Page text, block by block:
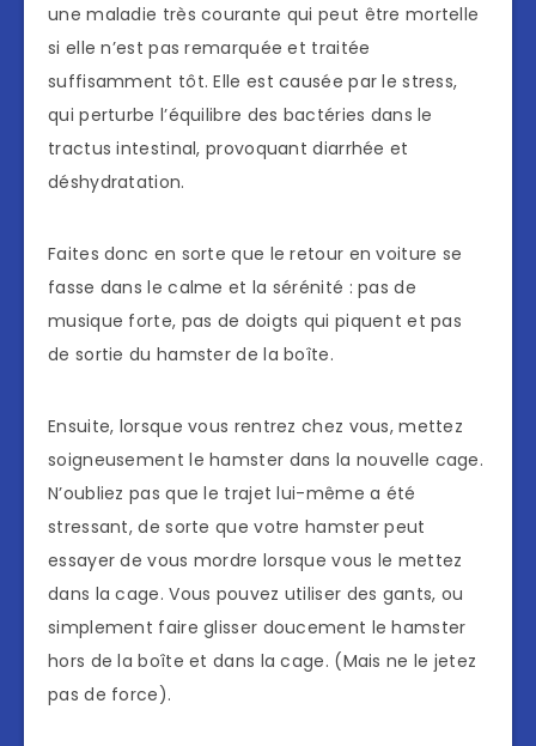
une maladie très courante qui peut être mortelle
si elle n’est pas remarquée et traitée
suffisamment tôt. Elle est causée par le stress,
qui perturbe l’équilibre des bactéries dans le
tractus intestinal, provoquant diarrhée et
déshydratation.
Faites donc en sorte que le retour en voiture se
fasse dans le calme et la sérénité : pas de
musique forte, pas de doigts qui piquent et pas
de sortie du hamster de la boîte.
Ensuite, lorsque vous rentrez chez vous, mettez
soigneusement le hamster dans la nouvelle cage.
N’oubliez pas que le trajet lui-même a été
stressant, de sorte que votre hamster peut
essayer de vous mordre lorsque vous le mettez
dans la cage. Vous pouvez utiliser des gants, ou
simplement faire glisser doucement le hamster
hors de la boîte et dans la cage. (Mais ne le jetez
pas de force).